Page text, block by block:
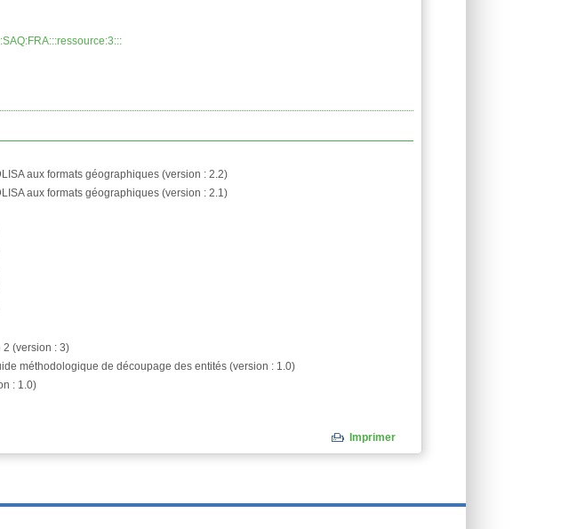
aux formats géographiques (version : 2.2)
aux formats géographiques (version : 2.1)
2 (version : 3)
méthodologique de découpage des entités (version : 1.0)
: 1.0)
Imprimer